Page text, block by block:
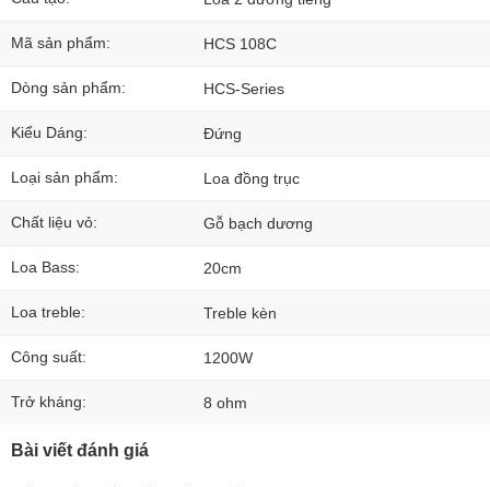
Mã sản phẩm: HCS 108C
Dòng sản phẩm: HCS-Series
Kiểu Dáng: Đứng
Loại sản phẩm: Loa đồng trục
Chất liệu vỏ: Gỗ bạch dương
Loa Bass: 20cm
Loa treble: Treble kèn
Công suất: 1200W
Trở kháng: 8 ohm
Bài viết đánh giá